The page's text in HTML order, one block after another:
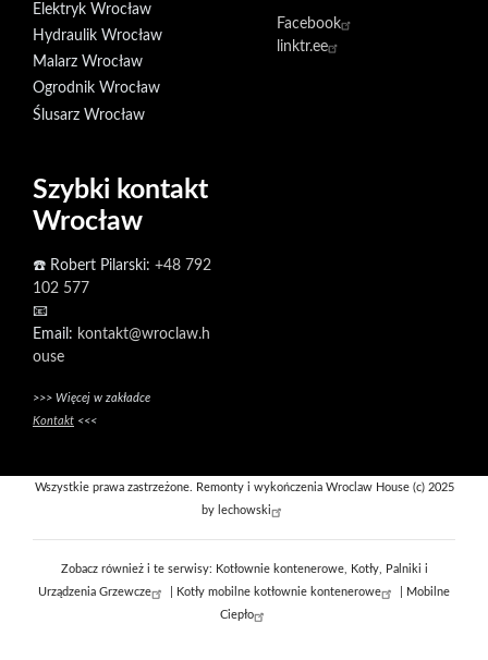
Elektryk Wrocław
Hydraulik Wrocław
Malarz Wrocław
Ogrodnik Wrocław
Ślusarz Wrocław
Facebook
linktr.ee
Szybki kontakt
Wrocław
☎️ Robert Pilarski: +48 792
102 577
📧
Email: kontakt@wroclaw.h
ouse
>>> Więcej w zakładce
Kontakt <<<
Wszystkie prawa zastrzeżone. Remonty i wykończenia Wroclaw House (c) 2025
by lechowski
Zobacz również i te serwisy: Kotłownie kontenerowe, Kotły, Palniki i
Urządzenia Grzewcze
Kotły mobilne kotłownie kontenerowe
Mobilne
Ciepło